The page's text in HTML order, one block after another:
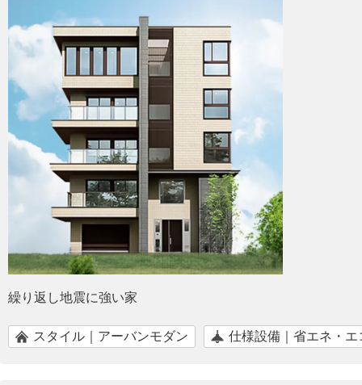
繰り返し地震に強い家
スタイル｜アーバンモダン 仕様設備｜省エネ・エ